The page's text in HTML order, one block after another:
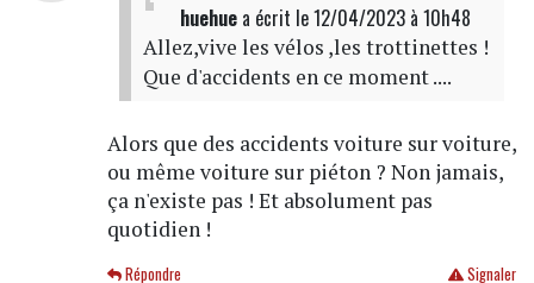
huehuea écrit le 12/04/2023 à 10h48
Allez,vive les vélos ,les trottinettes !
Que d'accidents en ce moment ....
Alors que des accidents voiture sur voiture,
ou même voiture sur piéton ? Non jamais,
ça n'existe pas ! Et absolument pas
quotidien !
Signaler
Répondre